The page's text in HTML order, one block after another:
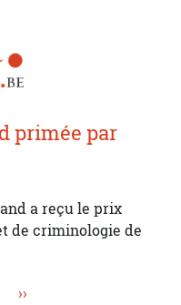
primée par
a reçu le prix
de criminologie de
Page suivante
››